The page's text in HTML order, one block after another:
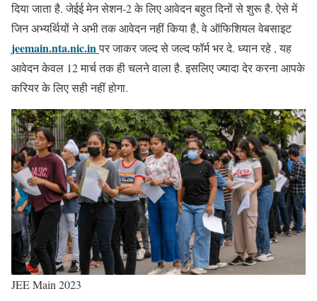
दिया जाता है. जेईई मेन सेशन-2 के लिए आवेदन बहुत दिनों से शुरू है. ऐसे में
जिन अभ्यर्थियों ने अभी तक आवेदन नहीं किया है, वे ऑफिशियल वेबसाइट
jeemain.nta.nic.inपर जाकर जल्द से जल्द फॉर्म भर दे. ध्यान रहे , यह
आवेदन केवल 12 मार्च तक ही चलने वाला है. इसलिए ज्यादा देर करना आपके
करियर के लिए सही नहीं होगा.
JEE Main 2023